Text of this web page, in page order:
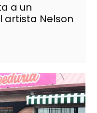
a un
artista Nelson